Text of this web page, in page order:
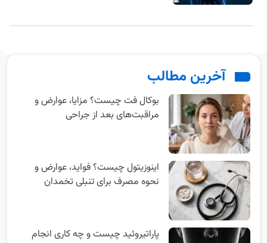
آخرین مطالب
بوکال فت چیست؟ مزایا، عوارض و
مراقبت‌های بعد از جراحی
اینوزیتول چیست؟ فواید، عوارض و
نحوه مصرف برای تنبلی تخمدان
پاراتیروئید چیست و چه کاری انجام